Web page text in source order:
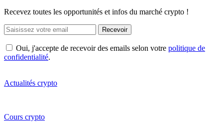
Recevez toutes les opportunités et infos du marché crypto !
Recevoir
Oui, j'accepte de recevoir des emails selon votre politique de
confidentialité.
Actualités crypto
Cours crypto